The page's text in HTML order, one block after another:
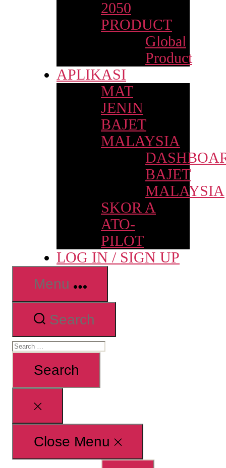
2050
PRODUCT
Global
Product
APLIKASI
MAT
JENIN
BAJET
MALAYSIA
BAJET
MALAYSIA
SKOR A
ATO-
PILOT
LOG IN / SIGN UP
Menu
Search
Search
Close
search
Close Menu